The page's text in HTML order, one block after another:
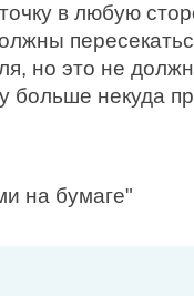
в любую
но это не
больше некуда
на бумаге"